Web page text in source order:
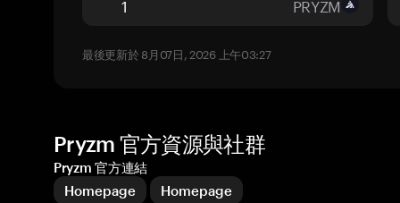
最後更新於 8月07日, 2026 上午03:27
Pryzm 官方資源與社群
Pryzm 官方連結
Homepage
Homepage